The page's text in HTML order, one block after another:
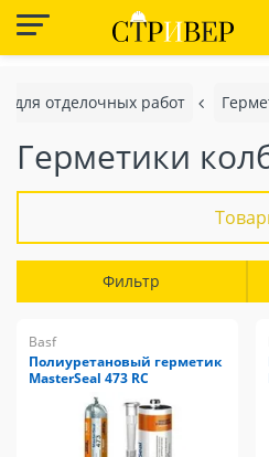
для отделочных работ
Герметики
Фильтр
Basf
Полиуретановый герметик
MasterSeal 473 RC